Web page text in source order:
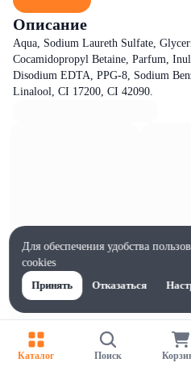
Описание
Aqua, Sodium Laureth Sulfate,
Cocamidopropyl Betaine, Parfum,
Disodium EDTA, PPG-8, Sodium
Linalool, CI 17200, CI 42090.
Каталог Поиск
Для обеспечения удобства
cookies
Принять
Отказаться